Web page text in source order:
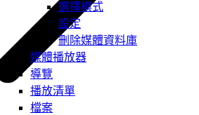
選擇模式
設定
刪除媒體資料庫
媒體播放器
導覽
播放清單
檔案